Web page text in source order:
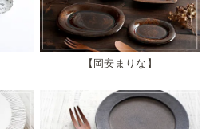
岡安まりな